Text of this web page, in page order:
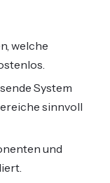
welche
System
sinnvoll
und